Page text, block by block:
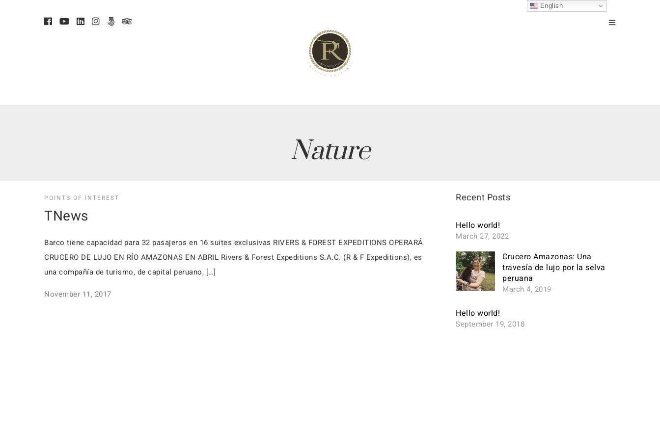
Nature
POINTS OF INTEREST
TNews
Barco tiene capacidad para 32 pasajeros en 16 suites exclusivas RIVERS & FOREST EXPEDITIONS OPERARÁ
CRUCERO DE LUJO EN RÍO AMAZONAS EN ABRIL Rivers & Forest Expeditions S.A.C. (R & F Expeditions), es
una compañía de turismo, de capital peruano, […]
November 11, 2017
Recent Posts
Hello world!
March 27, 2022
Crucero Amazonas: Una
travesía de lujo por la selva
peruana
March 4, 2019
Hello world!
September 19, 2018
English